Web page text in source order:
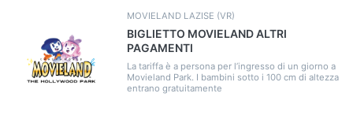
MOVIELAND LAZISE (VR)
BIGLIETTO MOVIELAND ALTRI
PAGAMENTI
La tariffa è a persona per l’ingresso di un giorno a
Movieland Park. I bambini sotto i 100 cm di altezza
entrano gratuitamente